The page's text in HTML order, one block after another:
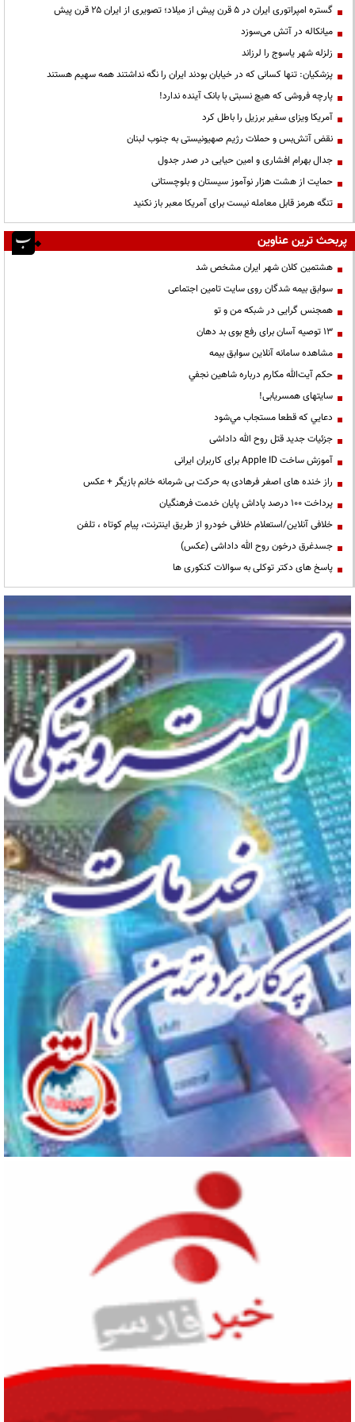
گستره امپراتوری ایران در ۵ قرن پیش از میلاد؛ تصویری از ایران ۲۵ قرن پیش
میانکاله در آتش می‌سوزد
زلزله شهر یاسوج را لرزاند
پزشکیان: تنها کسانی که در خیابان بودند ایران را نگه نداشتند همه سهیم هستند
پارچه فروشی که هیچ نسبتی با بانک آینده ندارد!
آمریکا ویزای سفیر برزیل را باطل کرد
نقض آتش‌بس و حملات رژیم صهیونیستی به جنوب لبنان
جدال بهرام افشاری و امین حیایی در صدر جدول
حمایت از هشت هزار نوآموز سیستان و بلوچستانی
تنگه هرمز قابل معامله نیست برای آمریکا معبر باز نکنید
پربحث ترین عناوین
هشتمین کلان شهر ایران مشخص شد
سوابق بیمه شدگان روی سایت تامین اجتماعی
همجنس گرایی در شبکه من و تو
13 توصیه آسان برای رفع بوی بد دهان
مشاهده سامانه آنلاين سوابق بیمه
حكم آيت‌الله مكارم درباره شاهين نجفي
سایتهای همسریابی!
دعايي كه قطعا مستجاب مي‌شود
جزئیات جدید قتل روح الله داداشی
آموزش ساخت Apple ID برای کاربران ایرانی
راز خنده های اصغر فرهادی به حرکت بی شرمانه خانم بازیگر + عکس
پرداخت ۱۰۰ درصد پاداش پایان خدمت فرهنگیان
خلافی آنلاین/استعلام خلافی خودرو از طریق اینترنت، پیام کوتاه ، تلفن
جسدغرق درخون روح الله داداشی (عکس)
پاسخ های دکتر توکلی به سوالات کنکوری ها